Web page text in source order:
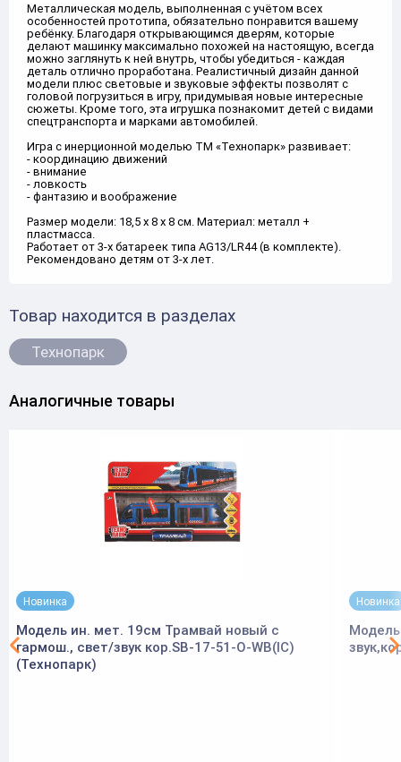
Металлическая модель, выполненная с учётом всех
особенностей прототипа, обязательно понравится вашему
ребёнку. Благодаря открывающимся дверям, которые
делают машинку максимально похожей на настоящую, всегда
можно заглянуть к ней внутрь, чтобы убедиться - каждая
деталь отлично проработана. Реалистичный дизайн данной
модели плюс световые и звуковые эффекты позволят с
головой погрузиться в игру, придумывая новые интересные
сюжеты. Кроме того, эта игрушка познакомит детей с видами
спецтранспорта и марками автомобилей.
Игра с инерционной моделью ТМ «Технопарк» развивает:
- координацию движений
- внимание
- ловкость
- фантазию и воображение
Размер модели: 18,5 х 8 х 8 см. Материал: металл +
пластмасса.
Работает от 3-х батареек типа AG13/LR44 (в комплекте).
Рекомендовано детям от 3-х лет.
Товар находится в разделах
Технопарк
Аналогичные товары
Новинка
Модель ин. мет. 19см Трамвай новый с
гармош., свет/звук кор.SB-17-51-O-WB(IC)
(Технопарк)
Новинка